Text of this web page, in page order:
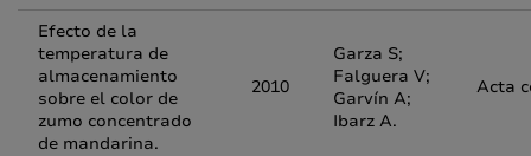
Efecto de la
temperatura de
almacenamiento
sobre el color de
zumo concentrado
de mandarina.
2010
Garza S;
Falguera V;
Garvín A;
Ibarz A.
Acta